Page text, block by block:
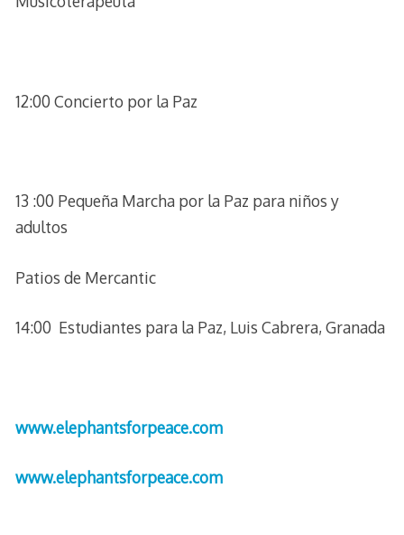
12:00 Concierto por la Paz
13 :00 Pequeña Marcha por la Paz para niños y
adultos
Patios de Mercantic
14:00 Estudiantes para la Paz, Luis Cabrera, Granada
www.elephantsforpeace.com
www.elephantsforpeace.com